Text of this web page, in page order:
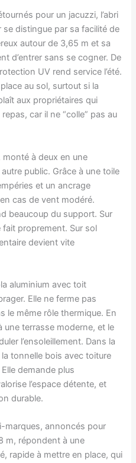
pour un jacuzzi, l’abri
distingue par sa facilité de
autour de 3,65 m et sa
d’entrer sans se cogner. De
UV rend service l’été.
au sol, surtout si la
aux propriétaires qui
car il ne “colle” pas au
à deux en une
public. Grâce à une toile
et un ancrage
cas de vent modéré.
beaucoup du support. Sur
proprement. Sur sol
devient vite
aluminium avec toit
Elle ne ferme pas
le même rôle thermique. En
une terrasse moderne, et le
l’ensoleillement. Dans la
la tonnelle bois avec toiture
demande plus
l’espace détente, et
durable.
marques, annoncés pour
m, répondent à une
rapide à mettre en place, qui